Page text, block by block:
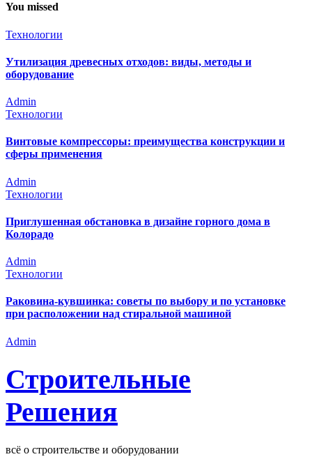
You missed
Технологии
Утилизация древесных отходов: виды, методы и
оборудование
Admin
Технологии
Винтовые компрессоры: преимущества конструкции и
сферы применения
Admin
Технологии
Приглушенная обстановка в дизайне горного дома в
Колорадо
Admin
Технологии
Раковина-кувшинка: советы по выбору и по установке
при расположении над стиральной машиной
Admin
Строительные
Решения
всё о строительстве и оборудовании